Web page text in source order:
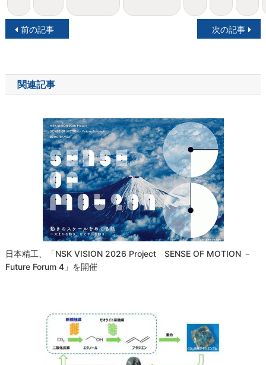
投
ナ
ビ
前の記事 次の記事
関連記事
日本精工、「NSK VISION 2026 Project SENSE OF MOTION －
Future Forum 4」を開催